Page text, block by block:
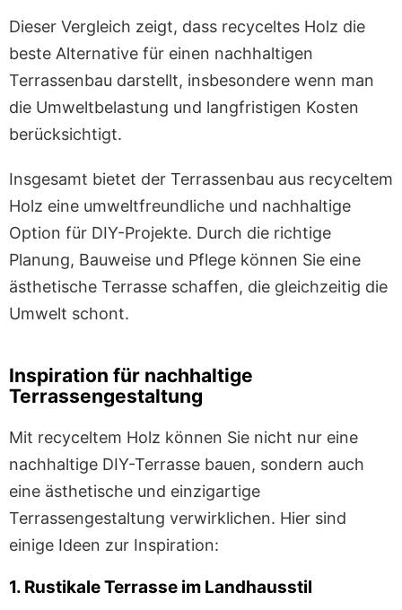
Dieser Vergleich zeigt, dass recyceltes Holz die
beste Alternative für einen nachhaltigen
Terrassenbau darstellt, insbesondere wenn man
die Umweltbelastung und langfristigen Kosten
berücksichtigt.
Insgesamt bietet der Terrassenbau aus recyceltem
Holz eine umweltfreundliche und nachhaltige
Option für DIY-Projekte. Durch die richtige
Planung, Bauweise und Pflege können Sie eine
ästhetische Terrasse schaffen, die gleichzeitig die
Umwelt schont.
Inspiration für nachhaltige
Terrassengestaltung
Mit recyceltem Holz können Sie nicht nur eine
nachhaltige DIY-Terrasse bauen, sondern auch
eine ästhetische und einzigartige
Terrassengestaltung verwirklichen. Hier sind
einige Ideen zur Inspiration:
1. Rustikale Terrasse im Landhausstil